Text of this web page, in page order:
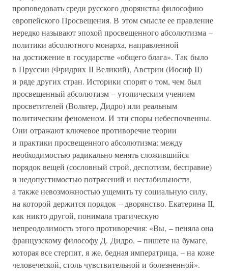
проповедовать среди русского дворянства философию
европейского Просвещения. В этом смысле ее правление
нередко называют эпохой просвещенного абсолютизма –
политики абсолютного монарха, направленной
на достижение в государстве «общего блага». Так было
в Пруссии (Фридрих II Великий), Австрии (Иосиф II)
и ряде других стран. Историки спорят о том, чем был
просвещенный абсолютизм – утопическим учением
просветителей (Вольтер, Дидро) или реальным
политическим феноменом. И эти споры небеспочвенны.
Они отражают ключевое противоречие теории
и практики просвещенного абсолютизма: между
необходимостью радикально менять сложившийся
порядок вещей (сословный строй, деспотизм, бесправие)
и недопустимостью потрясений и нестабильности,
а также невозможностью ущемить ту социальную силу,
на которой держится порядок – дворянство. Екатерина II,
как никто другой, понимала трагическую
непреодолимость этого противоречия: «Вы, – пеняла она
французскому философу Д. Дидро, – пишете на бумаге,
которая все стерпит, я же, бедная императрица, – на коже
человеческой, столь чувствительной и болезненной».